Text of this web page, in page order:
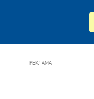
РЕКЛАМА